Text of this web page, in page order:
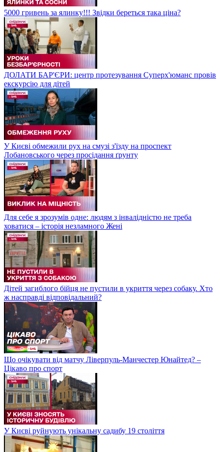
5000 гривень за ялинку!!! Звідки береться така ціна?
ДОЛАТИ БАР'ЄРИ: центр протезування Суперх'юманс провів
екскурсію для дітей
У Києві обмежили рух на смузі з'їзду на проспект
Лобановського через просідання ґрунту
Для себе я зрозумів одне: людям з інвалідністю не треба
ховатися – історія незламного Жені
Дітей загиблого бійця не пустили в укриття через собаку. Хто
ж насправді відповідальний?
Що очікувати від матчу Ліверпуль-Манчестер Юнайтед? –
Цікаво про спорт
У Києві руйнують унікальну садибу 19 століття